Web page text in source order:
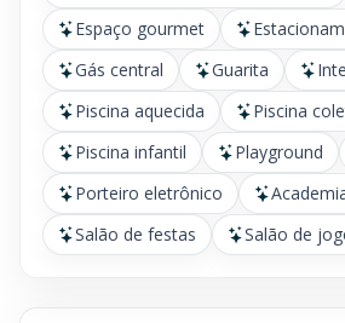
Espaço gourmet
Gás central
Guarita
Piscina aquecida
Piscina
Piscina infantil
Playground
Porteiro eletrônico
Salão de festas
Salão de